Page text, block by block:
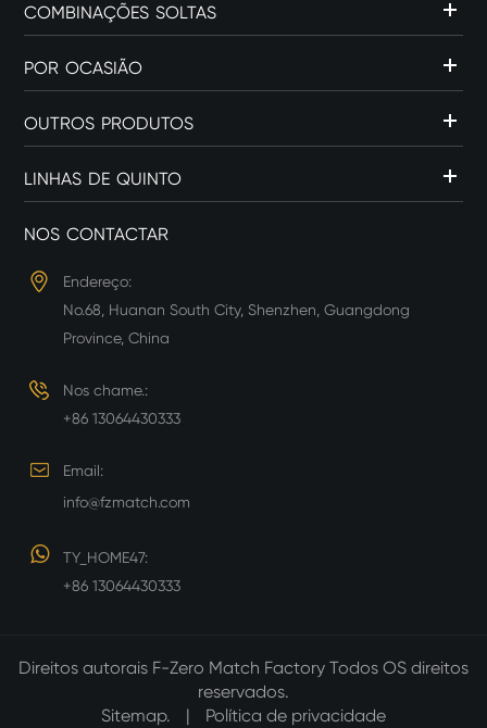
COMBINAÇÕES SOLTAS
POR OCASIÃO
OUTROS PRODUTOS
LINHAS DE QUINTO
NOS CONTACTAR
Endereço:
No.68, Huanan South City, Shenzhen, Guangdong
Province, China
Nos chame.:
+86 13064430333
Email:
info@fzmatch.com
TY_HOME47:
+86 13064430333
Direitos autorais F-Zero Match Factory Todos OS direitos
reservados.
Sitemap.
| Política de privacidade